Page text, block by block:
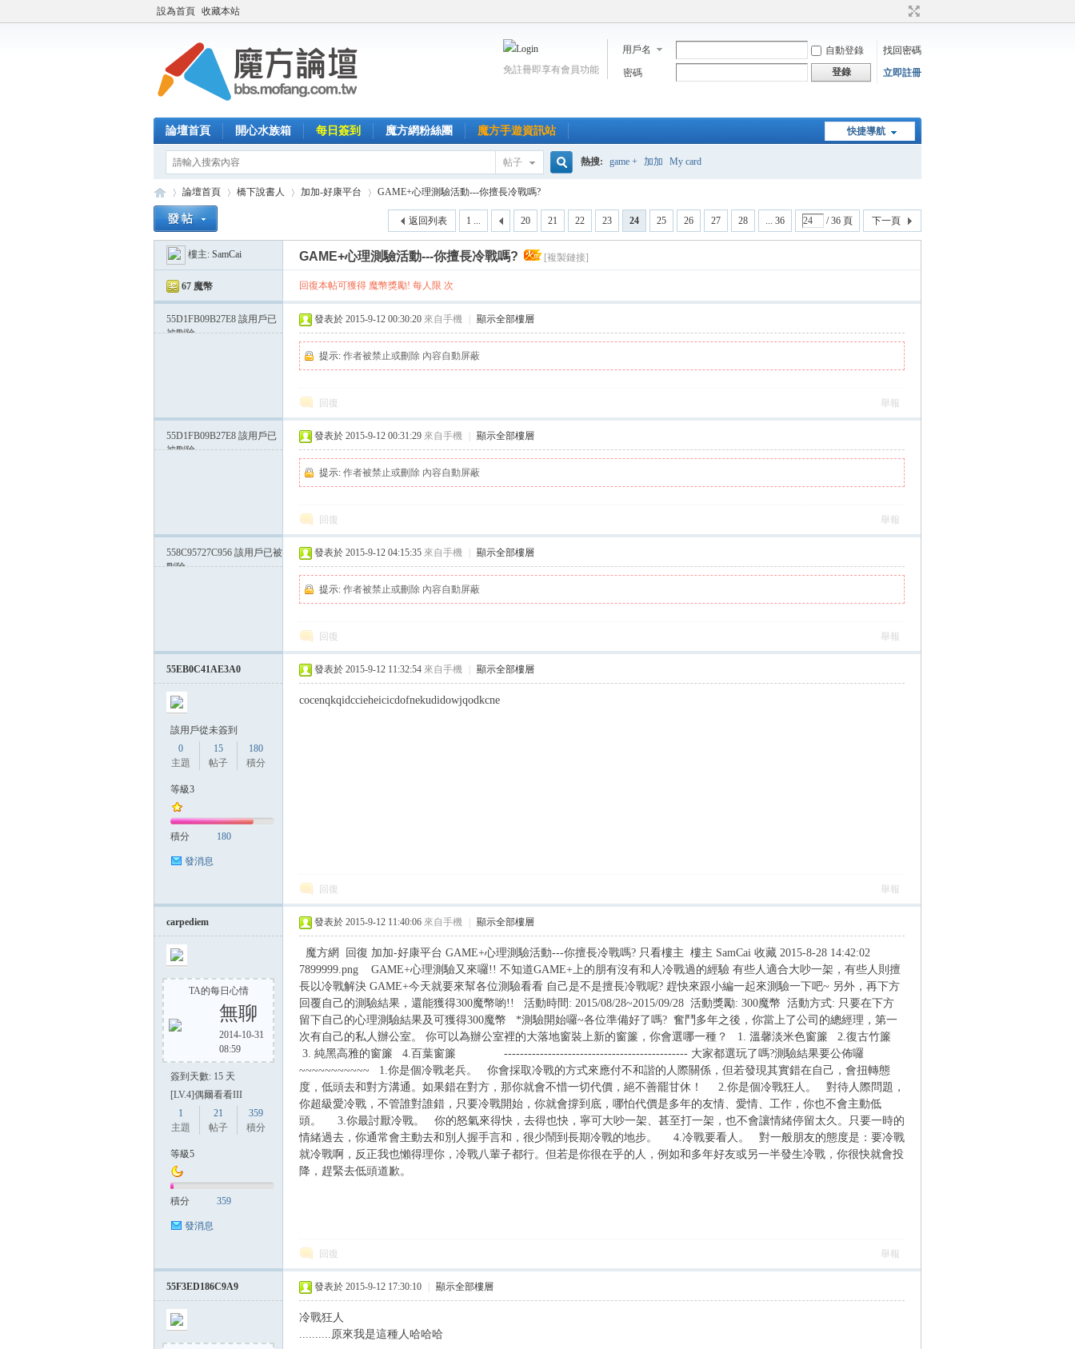
設為首頁 收藏本站
用戶名 自動登錄
找回密碼
密碼
登錄 立即註冊
免註冊即享有會員功能
快捷導航
論壇首頁 開心水族箱 每日簽到 魔方網粉絲團 魔方手遊資訊站
帖子
索
熱搜: game + 加加 My card
方
»
論壇首頁
›
橋下說書人 加加-好康平台
›
GAME+心理測驗活動---你擅長冷戰嗎?
1 ... 20 21 22 23 24 25 26 27 28 ... 36 / 36 頁 下一頁
返回列表
樓主: SamCai GAME+心理測驗活動---你擅長冷戰嗎? [複製鏈接]
67 魔幣 回復本帖可獲得 魔幣獎勵! 每人限 次
55D1FB09B27E8 該用戶已
被刪除
發表於 2015-9-12 00:30:20 來自手機 顯示全部樓層
提示: 作者被禁止或刪除 內容自動屏蔽
回復 舉報
55D1FB09B27E8 該用戶已
被刪除
發表於 2015-9-12 00:31:29 來自手機 顯示全部樓層
提示: 作者被禁止或刪除 內容自動屏蔽
回復 舉報
558C95727C956 該用戶已被
刪除
發表於 2015-9-12 04:15:35 來自手機 顯示全部樓層
提示: 作者被禁止或刪除 內容自動屏蔽
回復 舉報
55EB0C41AE3A0
該用戶從未簽到
0
主題
15
帖子
180
積分
等級3
積分 180
發消息
發表於 2015-9-12 11:32:54 來自手機 顯示全部樓層
cocenqkqidccieheicicdofnekudidowjqodkcne
回復 舉報
carpediem
TA的每日心情
無聊
2014-10-31
08:59
簽到天數: 15 天
[LV.4]偶爾看看III
1
主題
21
帖子
359
積分
等級5
積分 359
發消息
發表於 2015-9-12 11:40:06 來自手機 顯示全部樓層
魔方網 回復 加加-好康平台 GAME+心理測驗活動---你擅長冷戰嗎? 只看樓主 樓主 SamCai 收藏 2015-8-28 14:42:02
7899999.png GAME+心理測驗又來囉!! 不知道GAME+上的朋有沒有和人冷戰過的經驗 有些人適合大吵一架，有些人則擅
長以冷戰解決 GAME+今天就要來幫各位測驗看看 自己是不是擅長冷戰呢? 趕快來跟小編一起來測驗一下吧~ 另外，再下方
回覆自己的測驗結果，還能獲得300魔幣喲!! 活動時間: 2015/08/28~2015/09/28 活動獎勵: 300魔幣 活動方式: 只要在下方
留下自己的心理測驗結果及可獲得300魔幣 *測驗開始囉~各位準備好了嗎? 奮鬥多年之後，你當上了公司的總經理，第一
次有自己的私人辦公室。 你可以為辦公室裡的大落地窗裝上新的窗簾，你會選哪一種？ 1. 溫馨淡米色窗簾 2.復古竹簾
3. 純黑高雅的窗簾 4.百葉窗簾 ---------------------------------------------- 大家都選玩了嗎?測驗結果要公佈囉
~~~~~~~~~~~ 1.你是個冷戰老兵。 你會採取冷戰的方式來應付不和諧的人際關係，但若發現其實錯在自己，會扭轉態
度，低頭去和對方溝通。如果錯在對方，那你就會不惜一切代價，絕不善罷甘休！ 2.你是個冷戰狂人。 對待人際問題，
你超級愛冷戰，不管誰對誰錯，只要冷戰開始，你就會撐到底，哪怕代價是多年的友情、愛情、工作，你也不會主動低
頭。 3.你最討厭冷戰。 你的怒氣來得快，去得也快，寧可大吵一架、甚至打一架，也不會讓情緒停留太久。只要一時的
情緒過去，你通常會主動去和別人握手言和，很少鬧到長期冷戰的地步。 4.冷戰要看人。 對一般朋友的態度是：要冷戰
就冷戰啊，反正我也懶得理你，冷戰八輩子都行。但若是你很在乎的人，例如和多年好友或另一半發生冷戰，你很快就會投
降，趕緊去低頭道歉。
回復 舉報
55F3ED186C9A9 發表於 2015-9-12 17:30:10 顯示全部樓層
冷戰狂人
..........原來我是這種人哈哈哈